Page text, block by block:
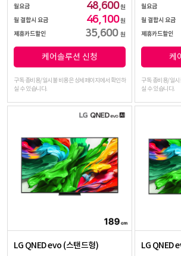
월요금 48,600원
월 결합시 요금
46,100원
제휴카드할인
35,600 원
케어솔루션 신청
구독 총비용/일시불 비용은 상세페이지에서 확인하
실 수 있습니다.
월요금
월 결합시 요금
제휴카드할인
케
구독 총비용/일
실 수 있습니다.
LG QNED evo (스탠드형) LG QNED